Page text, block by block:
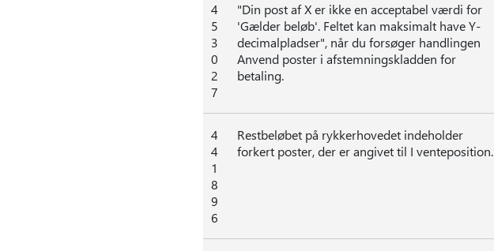
4
5
3
0
2
7
"Din post af X er ikke en acceptabel værdi for
'Gælder beløb'. Feltet kan maksimalt have Y-
decimalpladser", når du forsøger handlingen
Anvend poster i afstemningskladden for
betaling.
4
4
1
8
9
6
Restbeløbet på rykkerhovedet indeholder
forkert poster, der er angivet til I venteposition.